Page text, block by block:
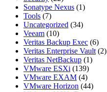
Sonatype Nexus (1)
Tools (7)
Uncategorized (34)
Veeam (10)
Veritas Backup Exec (6)
Veritas Enterprise Vault (2)
Veritas NetBackup (1)
VMware ESXi (139)
VMware EXAM (4)
VMware Horizon (44)